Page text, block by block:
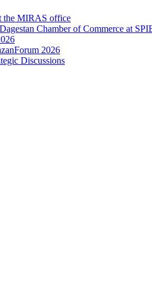
the MIRAS office
Chamber of Commerce at
2026
Discussions